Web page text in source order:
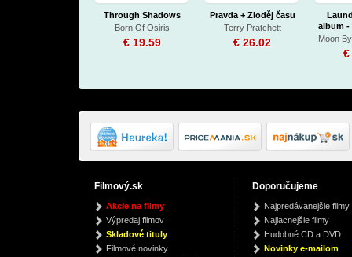
Through Shadows
Born Of Osiris
€ 19.59
Pravda + Zloděj času
Terry Pratchett
€ 26.02
album -
Moon
€
101 psích trikov-
Kyra Sundance
€ 7.88
Až přijde noc
Favel Parrettová
€ 11.13
Filmový.sk
Akcie na filmy
Výpredaj filmov
Skladové tituly
Filmové novinky
Doporučujeme
Najpredávanejšie filmy
Najlacnejšie filmy
Hudobné CD a DVD
Novinky e-mailom